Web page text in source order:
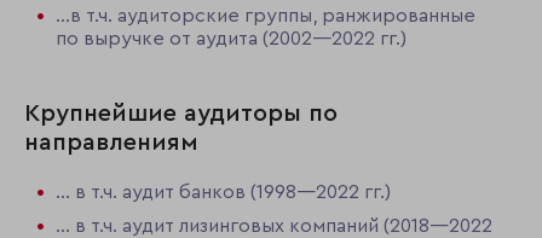
…в т.ч. аудиторские группы, ранжированные
по выручке от аудита (2002—2022 гг.)
Крупнейшие аудиторы по
направлениям
... в т.ч. аудит банков (1998—2022 гг.)
... в т.ч. аудит лизинговых компаний (2018—2022